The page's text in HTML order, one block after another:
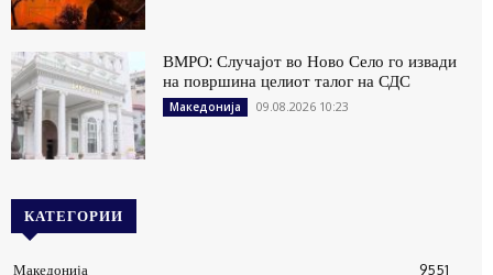
ВМРО: Случајот во Ново Село го извади
на површина целиот талог на СДС
Македонија 09.08.2026 10:23
КАТЕГОРИИ
Македонија 9551